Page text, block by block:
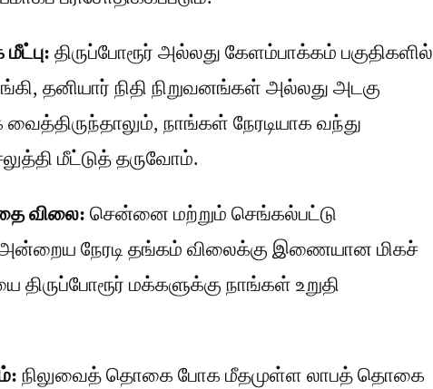
திருப்போரூர் அல்லது கேளம்பாக்கம் பகுதிகளில்
தனியார் நிதி நிறுவனங்கள் அல்லது அடகு
நாங்கள் நேரடியாக வந்து
மீட்டுத் தருவோம்.
விலை: சென்னை மற்றும் செங்கல்பட்டு
நேரடி தங்கம் விலைக்கு இணையான மிகச்
திருப்போரூர் மக்களுக்கு நாங்கள் உறுதி
நிலுவைத் தொகை போக மீதமுள்ள லாபத் தொகை